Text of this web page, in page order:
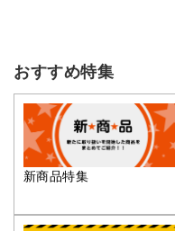
おすすめ特集
新商品特集